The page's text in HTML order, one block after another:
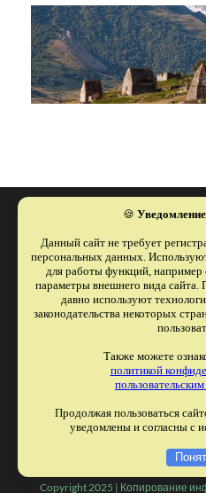
ООО
Реестровый
В031-00161-
Телефон
Электронная почта:
Политика
Согласие на
Copyright 2025 | Копирование
🍪
Данный сайт не требует
персональных данных.
для работы функций, например
параметры внешнего вида сайта.
давно используют
законодательства некоторых
Также можете
политикой
Продолжая пользоваться
уведомлены и согласны с